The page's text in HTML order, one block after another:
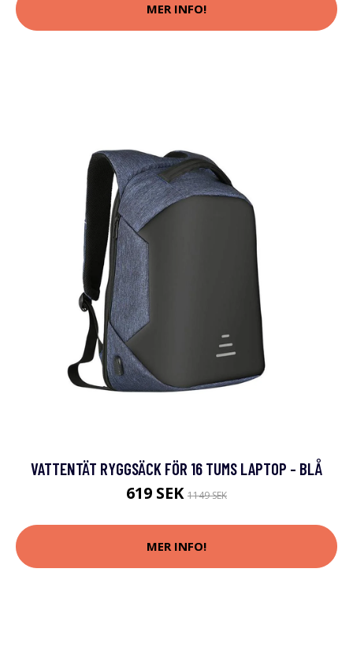
MER INFO!
VATTENTÄT RYGGSÄCK FÖR 16 TUMS LAPTOP - BLÅ
619 SEK 1149 SEK
MER INFO!